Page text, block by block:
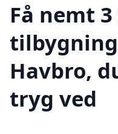
Få nemt
Havbro,
tryg ved